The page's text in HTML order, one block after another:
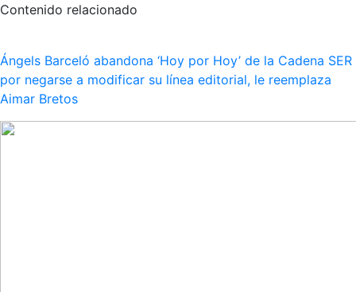
Contenido relacionado
Ángels Barceló abandona ‘Hoy por Hoy’ de la Cadena SER
por negarse a modificar su línea editorial, le reemplaza
Aimar Bretos